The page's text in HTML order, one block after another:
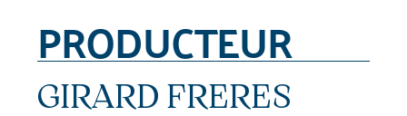
PRODUCTEUR
GIRARD FRERES